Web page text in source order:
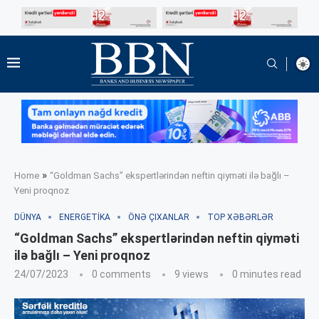
Home » “Goldman Sachs” ekspertlərindən neftin qiyməti ilə bağlı –
Yeni proqnoz
DÜNYA ENERGETIKA ÖNƏ ÇIXANLAR TOP XƏBƏRLƏR
“Goldman Sachs” ekspertlərindən neftin qiyməti
ilə bağlı – Yeni proqnoz
24/07/2023 0 comments 9 views 0 minutes read